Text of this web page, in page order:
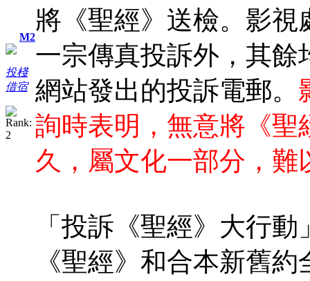
M2
投棧
借宿
將《聖經》送檢。影
一宗傳真投訴外，其
網站發出的投訴電郵。
詢時表明，無意將《聖
久，屬文化一部分，
「投訴《聖經》大行
《聖經》和合本新舊